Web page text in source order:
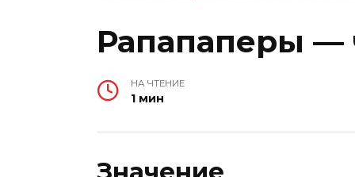
Рапапаперы —
НА ЧТЕНИЕ
1 мин